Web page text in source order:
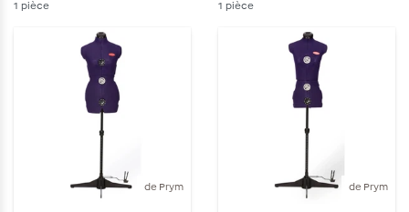
1 pièce 1 pièce
de Prym de Prym